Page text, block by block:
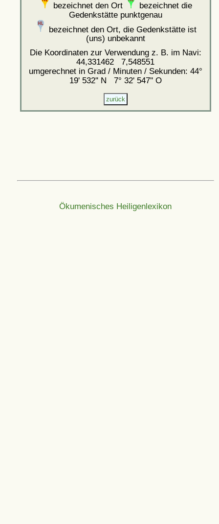
bezeichnet den Ort
bezeichnet die
Gedenkstätte punktgenau
bezeichnet den Ort, die Gedenkstätte ist
(uns) unbekannt
Die Koordinaten zur Verwendung z. B. im Navi:
44,331462 7,548551
umgerechnet in Grad / Minuten / Sekunden: 44°
19' 532'' N 7° 32' 547'' O
Ökumenisches Heiligenlexikon